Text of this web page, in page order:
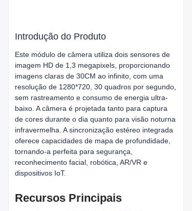
Introdução do Produto
Este módulo de câmera utiliza dois sensores de
imagem HD de 1,3 megapixels, proporcionando
imagens claras de 30CM ao infinito, com uma
resolução de 1280*720, 30 quadros por segundo,
sem rastreamento e consumo de energia ultra-
baixo. A câmera é projetada tanto para captura
de cores durante o dia quanto para visão noturna
infravermelha. A sincronização estéreo integrada
oferece capacidades de mapa de profundidade,
tornando-a perfeita para segurança,
reconhecimento facial, robótica, AR/VR e
dispositivos IoT.
Recursos Principais